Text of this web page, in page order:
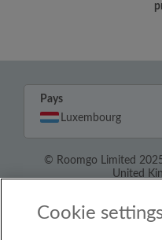
Pays
Luxembourg
© Roomgo Limited
United
Cookie